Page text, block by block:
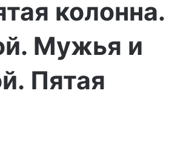
колонна.
Мужья и
Пятая